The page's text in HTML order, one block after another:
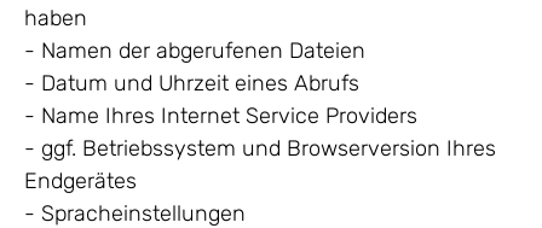
haben
- Namen der abgerufenen Dateien
- Datum und Uhrzeit eines Abrufs
- Name Ihres Internet Service Providers
- ggf. Betriebssystem und Browserversion Ihres
Endgerätes
- Spracheinstellungen